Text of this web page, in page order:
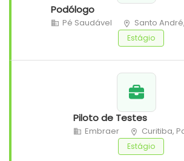
Podólogo
Pé Saudável Santo
Estágio
Piloto de Testes
Embraer Curitiba,
Estágio